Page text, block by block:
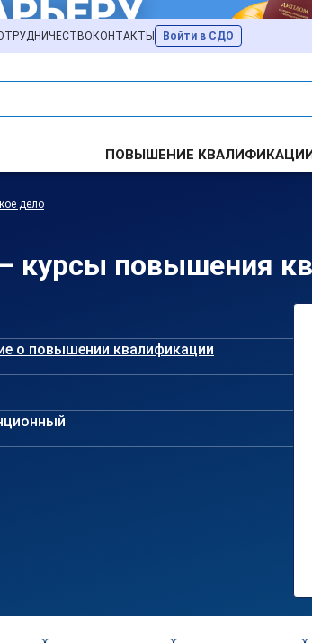
КОНТАКТЫ Войти в СДО
ПОВЫШЕНИЕ
дело
курсы повышения
о повышении квалификации